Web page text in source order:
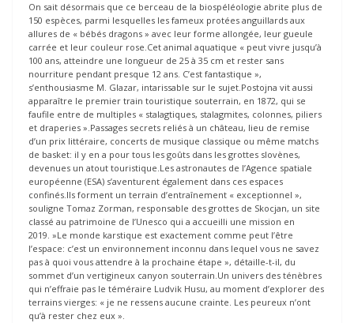
On sait désormais que ce berceau de la biospéléologie abrite plus de
150 espèces, parmi lesquelles les fameux protées anguillards aux
allures de « bébés dragons » avec leur forme allongée, leur gueule
carrée et leur couleur rose.Cet animal aquatique « peut vivre jusqu’à
100 ans, atteindre une longueur de 25 à 35 cm et rester sans
nourriture pendant presque 12 ans. C’est fantastique »,
s’enthousiasme M. Glazar, intarissable sur le sujet.Postojna vit aussi
apparaître le premier train touristique souterrain, en 1872, qui se
faufile entre de multiples « stalagtiques, stalagmites, colonnes, piliers
et draperies ».Passages secrets reliés à un château, lieu de remise
d’un prix littéraire, concerts de musique classique ou même matchs
de basket: il y en a pour tous les goûts dans les grottes slovènes,
devenues un atout touristique.Les astronautes de l’Agence spatiale
européenne (ESA) s’aventurent également dans ces espaces
confinés.Ils forment un terrain d’entraînement « exceptionnel »,
souligne Tomaz Zorman, responsable des grottes de Skocjan, un site
classé au patrimoine de l’Unesco qui a accueilli une mission en
2019. »Le monde karstique est exactement comme peut l’être
l’espace: c’est un environnement inconnu dans lequel vous ne savez
pas à quoi vous attendre à la prochaine étape », détaille-t-il, du
sommet d’un vertigineux canyon souterrain.Un univers des ténèbres
qui n’effraie pas le téméraire Ludvik Husu, au moment d’explorer des
terrains vierges: « je ne ressens aucune crainte. Les peureux n’ont
qu’à rester chez eux ».